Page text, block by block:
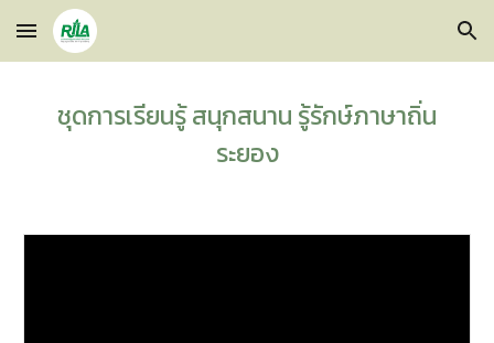
Skip to main content Skip to navigation
ชุดการเรียนรู้ สนุกสนาน รู้รักษ์ภาษาถิ่น
ระยอง